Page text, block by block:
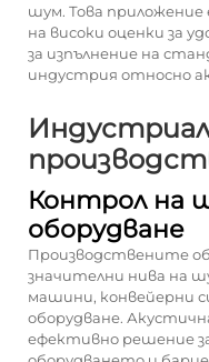
шум. Това приложение
на високи оценки за
за изпълнение на
индустрия относно
Контрол на
оборудване
Производствените
значителни нива на
машини, конвейерни
оборудване.
ефективно решение